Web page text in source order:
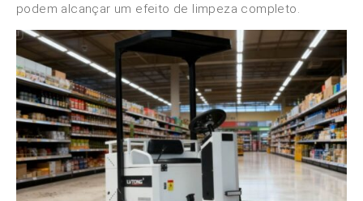
podem alcançar um efeito de limpeza completo.